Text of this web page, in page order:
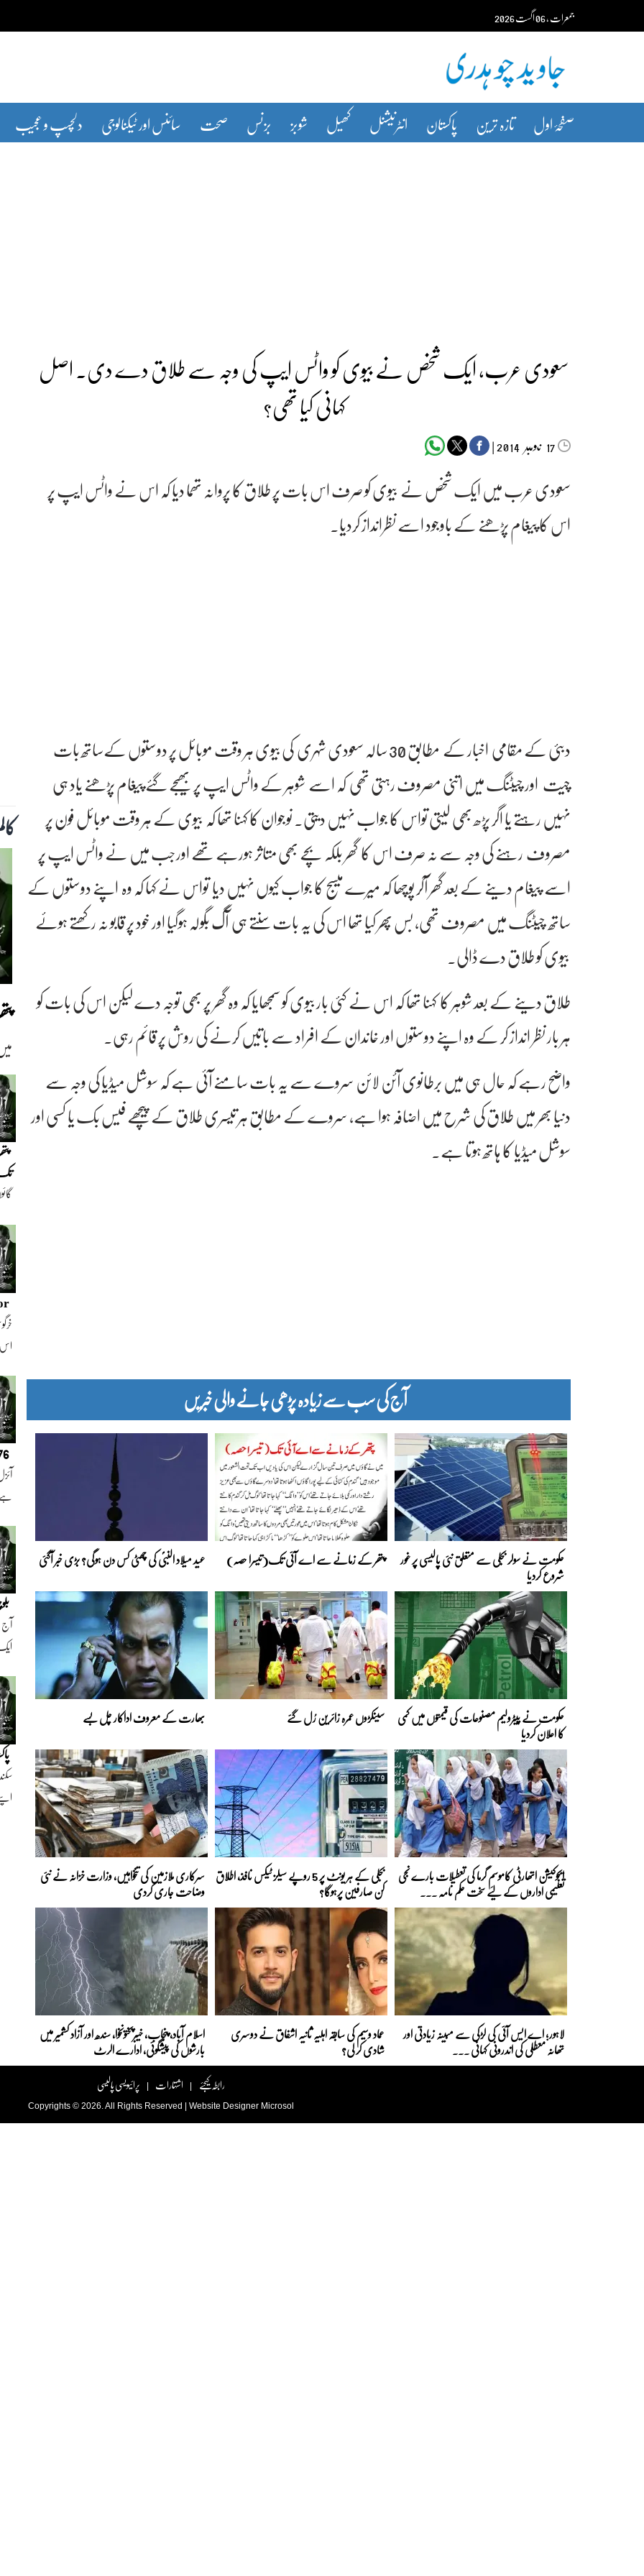
content جمعرات‬‮،06اگست‬‮2026
صفحۂ اول تازہ ترین پاکستان انٹرنیشنل کھیل شوبز بزنس صحت سائنس اور ٹیکنالوجی دلچسپ و عجیب
سعودی عرب، ایک شخص نے بیوی کو واٹس ایپ کی وجہ سے طلاق دے دی۔ اصل
کہانی کیا تھی؟
17‬‮نومبر‬‮ |
سعودی عرب میں ایک شخص نے بیوی کو صرف اس بات پر طلاق کا پروانہ تھما دیا کہ اس نے واٹس ایپ پر
اس کا پیغام پڑھنے کے باوجود اسے نظرانداز کردیا۔
دبئی کے مقامی اخبار کے مطابق 30 سالہ سعودی شہری کی بیوی ہر وقت موبائل پر دوستوں کےساتھ بات
چیت اور چیٹنگ میں اتنی مصروف رہتی تھی کہ اسے شوہر کے واٹس ایپ پر بھیجے گئے پیغام پڑھنے یاد ہی
نہیں رہتے یا اگر پڑھ بھی لیتی تواس کا جواب نہیں دیتی۔ نوجوان کا کہنا تھا کہ بیوی کے ہر وقت موبائل فون پر
مصروف رہنے کی وجہ سے نہ صرف اس کا گھر بلکہ بچے بھی متاثر ہورہے تھے اورجب میں نے واٹس ایپ پر
اسے پیغام دینے کے بعد گھر آکر پوچھا کہ میرے میسج کا جواب کیوں نہیں دیا تواس نے کہا کہ وہ اپنے دوستوں کے
ساتھ چیٹنگ میں مصروف تھی، بس پھر کیا تھا اس کی یہ بات سنتے ہی آگ بگولہ ہوگیا اور خود پر قابو نہ رکھتے ہوئے
بیوی کو طلاق دے ڈالی۔
طلاق دینے کے بعد شوہر کا کہنا تھا کہ اس نے کئی بار بیوی کو سمجھایا کہ وہ گھر پر بھی توجہ دے لیکن اس کی بات کو
ہر بار نظر انداز کر کے وہ اپنے دوستوں اور خاندان کے افراد سے باتیں کرنے کی روش پر قائم رہی۔
واضح رہے کہ حال ہی میں برطانوی آئن لائن سروے سے یہ بات سامنے آئی ہے کہ سوشل میڈیا کی وجہ سے
دنیا بھر میں طلاق کی شرح میں اضافہ ہوا ہے، سروے کے مطابق ہر تیسری طلاق کے پیچھے فیس بک یا کسی اور
سوشل میڈیا کا ہاتھ ہوتا ہے۔
آج کی سب سے زیادہ پڑھی جانے والی خبریں
حکومت نے سولر بجلی سے متعلق نئی پالیسی پر غور
شروع کردیا
پتھر کے زمانے سے اے آئی تک(تیسرا حصہ) عید میلاد النبیؐ کی چھٹی کس دن ہوگی؟ بڑی خبر آگئی
حکومت نے پیٹرولیم مصنوعات کی قیمتوں میں کمی
کا اعلان کردیا
سینکڑوں عمرہ زائرین رُل گئے بھارت کے معروف اداکار چل بسے
ایجوکیشن اتھارٹی کاموسمِ گرما کی تعطیلات بارے نجی
تعلیمی اداروں کے لیے سخت حکم نامہ ...
بجلی کے ہر یونٹ پر 5 روپے سیلز ٹیکس نافذ، اطلاق
کن صارفین پرہوگا؟
سرکاری ملازمین کی تنخواہیں، وزارت خزانہ نے نئی
وضاحت جاری کردی
لاہور؛ اے ایس آئی کی لڑکی سے مبینہ زیادتی اور
تھانہ معطلی کی اندرونی کہانی ...
عماد وسیم کی سابقہ اہلیہ ثانیہ اشفاق نے دوسری
شادی کر لی؟
اسلام آباد، پنجاب، خیبرپختونخوا، سندھ اور آزاد کشمیر میں
بارشوں کی پیشگوئی، ادارے الرٹ
رابطہ کیجئے | اشتہارات | پرائیویسی پالیسی
Copyrights © 2026. All Rights Reserved | Website Designer Microsol